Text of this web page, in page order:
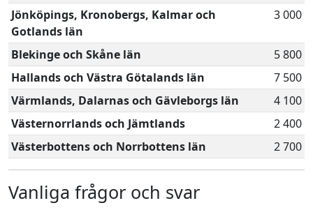
Jönköpings, Kronobergs, Kalmar och
Gotlands län
3 000
Blekinge och Skåne län
5 800
Hallands och Västra Götalands län
7 500
Värmlands, Dalarnas och Gävleborgs län
4 100
Västernorrlands och Jämtlands
2 400
Västerbottens och Norrbottens län
2 700
Vanliga frågor och svar